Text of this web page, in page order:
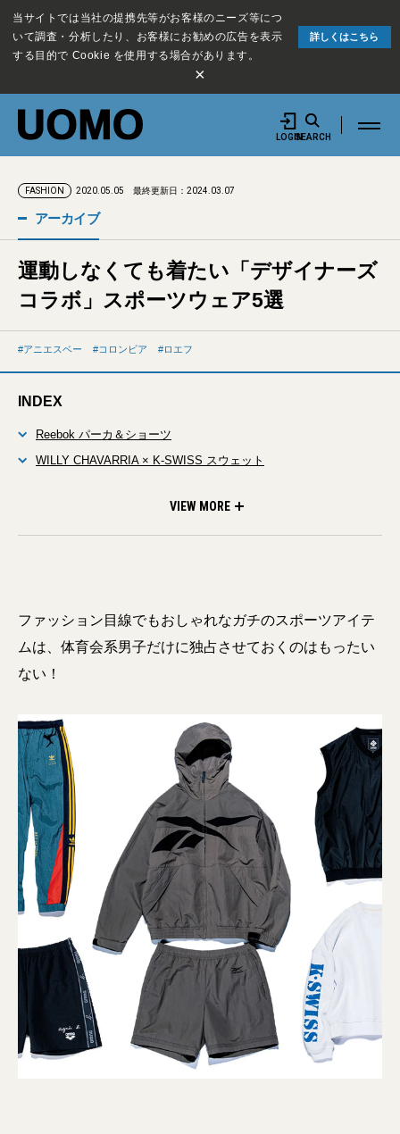
当サイトでは当社の提携先等がお客様のニーズ等につ
いて調査・分析したり、お客様にお勧めの広告を表示
する目的で Cookie を使用する場合があります。
詳しくはこちら
×
LOGINSEARCH
FASHION 2020.05.05 最終更新日：2024.03.07
アーカイブ
運動しなくても着たい「デザイナーズ
コラボ」スポーツウェア5選
アニエスベー コロンビア ロエフ
INDEX
Reebok パーカ＆ショーツ
WILLY CHAVARRIA × K-SWISS スウェット
VIEW MORE
ファッション目線でもおしゃれなガチのスポーツアイテ
ムは、体育会系男子だけに独占させておくのはもったい
ない！